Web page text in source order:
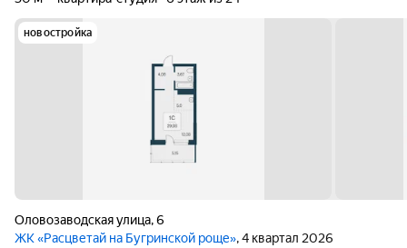
новостройка
Оловозаводская улица,6
ЖК «Расцветай на Бугринской роще», 4 квартал 2026